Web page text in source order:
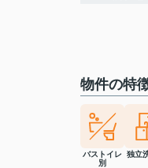
物件の特
バストイレ
別
独立